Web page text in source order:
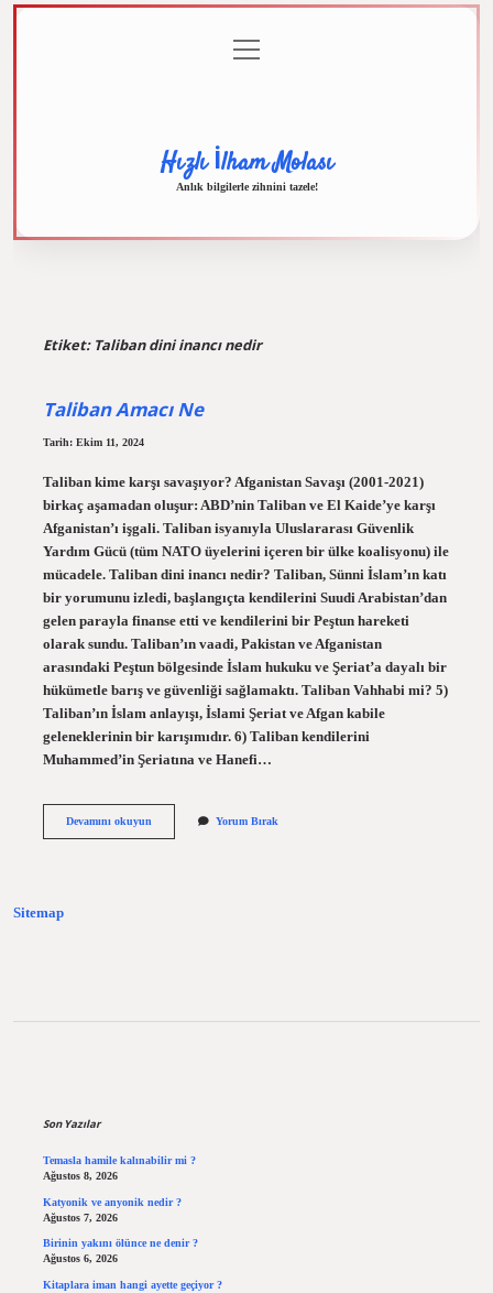
menüyü
aç
Hızlı İlham Molası
Anlık bilgilerle zihnini tazele!
Etiket: Taliban dini inancı nedir
Taliban Amacı Ne
Tarih: Ekim 11, 2024
Taliban kime karşı savaşıyor? Afganistan Savaşı (2001-2021)
birkaç aşamadan oluşur: ABD’nin Taliban ve El Kaide’ye karşı
Afganistan’ı işgali. Taliban isyanıyla Uluslararası Güvenlik
Yardım Gücü (tüm NATO üyelerini içeren bir ülke koalisyonu) ile
mücadele. Taliban dini inancı nedir? Taliban, Sünni İslam’ın katı
bir yorumunu izledi, başlangıçta kendilerini Suudi Arabistan’dan
gelen parayla finanse etti ve kendilerini bir Peştun hareketi
olarak sundu. Taliban’ın vaadi, Pakistan ve Afganistan
arasındaki Peştun bölgesinde İslam hukuku ve Şeriat’a dayalı bir
hükümetle barış ve güvenliği sağlamaktı. Taliban Vahhabi mi? 5)
Taliban’ın İslam anlayışı, İslami Şeriat ve Afgan kabile
geleneklerinin bir karışımıdır. 6) Taliban kendilerini
Muhammed’in Şeriatına ve Hanefi…
Devamını okuyunTaliban
Yorum Bırak
Sitemap
Son Yazılar
Temasla hamile kalınabilir mi ?
Ağustos 8, 2026
Katyonik ve anyonik nedir ?
Ağustos 7, 2026
Birinin yakını ölünce ne denir ?
Ağustos 6, 2026
Kitaplara iman hangi ayette geçiyor ?